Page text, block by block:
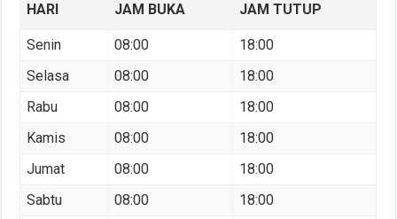
HARI
JAM BUKA JAM TUTUP
Senin 08:00
18:00
Selasa
08:00
18:00
Rabu
08:00
18:00
Kamis
08:00
18:00
Jumat
08:00
18:00
Sabtu
08:00
18:00